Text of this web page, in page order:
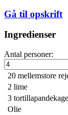
Gå til opskrift
Ingredienser
Antal personer:
20 mellemstore
2 lime
3
Olie